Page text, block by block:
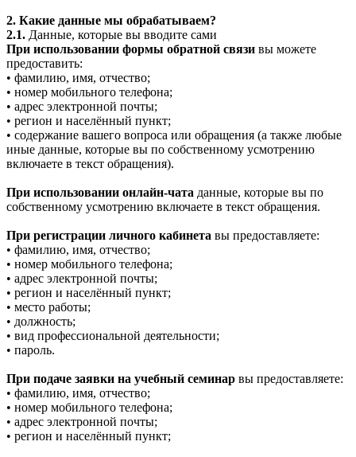
2. Какие данные мы обрабатываем?
2.1. Данные, которые вы вводите сами
При использовании формы обратной связи вы можете
предоставить:
• фамилию, имя, отчество;
• номер мобильного телефона;
• адрес электронной почты;
• регион и населённый пункт;
• содержание вашего вопроса или обращения (а также любые
иные данные, которые вы по собственному усмотрению
включаете в текст обращения).
При использовании онлайн-чата данные, которые вы по
собственному усмотрению включаете в текст обращения.
При регистрации личного кабинета вы предоставляете:
• фамилию, имя, отчество;
• номер мобильного телефона;
• адрес электронной почты;
• регион и населённый пункт;
• место работы;
• должность;
• вид профессиональной деятельности;
• пароль.
При подаче заявки на учебный семинар вы предоставляете:
• фамилию, имя, отчество;
• номер мобильного телефона;
• адрес электронной почты;
• регион и населённый пункт;